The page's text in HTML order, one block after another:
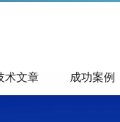
术文章 成功案例